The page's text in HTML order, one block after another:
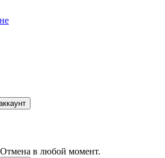
в любой момент.